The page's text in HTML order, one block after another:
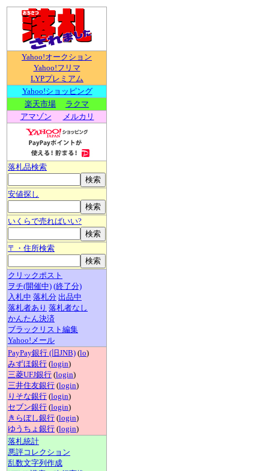
Yahoo!オークション
Yahoo!フリマ
LYPプレミアム
Yahoo!ショッピング
楽天市場
ラクマ
アマゾン
メルカリ
落札品検索
安値探し
いくらで売ればいい?
〒・住所検索
クリックポスト
ヲチ(開催中) (終了分)
入札中 落札分 出品中
落札者あり 落札者なし
かんたん決済
ブラックリスト編集
Yahoo!メール
PayPay銀行 (旧JNB) (lo)
みずほ銀行 (login)
三菱UFJ銀行 (login)
三井住友銀行 (login)
りそな銀行 (login)
セブン銀行 (login)
きらぼし銀行 (login)
ゆうちょ銀行 (login)
落札統計
悪評コレクション
乱数文字列作成